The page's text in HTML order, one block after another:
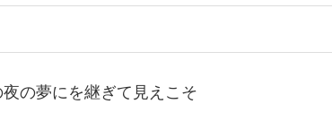
の夢にを継ぎて見えこそ